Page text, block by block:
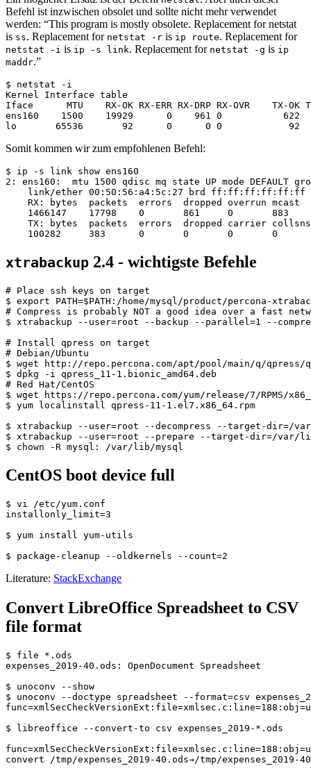
Befehl ist inzwischen obsolet und sollte nicht mehr verwendet
werden: “This program is mostly obsolete. Replacement for netstat
is ss. Replacement for netstat -r is ip route. Replacement for
netstat -i is ip -s link. Replacement for netstat -g is ip
maddr.”
$ netstat -i
Kernel Interface table
Iface      MTU    RX-OK RX-ERR RX-DRP RX-OVR    TX-OK
ens160    1500    19929      0    961 0           622
Somit kommen wir zum empfohlenen Befehl:
$ ip -s link show ens160
2: ens160:  mtu 1500 qdisc mq state UP mode DEFAULT
    link/ether 00:50:56:a4:5c:27 brd ff:ff:ff:ff:ff:ff
    RX: bytes  packets  errors  dropped overrun mcast
    1466147    17798    0       861     0       883
    TX: bytes  packets  errors  dropped carrier collsns
xtrabackup 2.4 - wichtigste Befehle
# Place ssh keys on target
$ export PATH=$PATH:/home/mysql/product/percona-
# Compress is probably NOT a good idea over a fast
$ xtrabackup --user=root --backup --parallel=1 --
# Install qpress on target
# Debian/Ubuntu
$ wget http://repo.percona.com/apt/pool/main/q/qpress/
$ dpkg -i qpress_11-1.bionic_amd64.deb
# Red Hat/CentOS
$ wget https://repo.percona.com/yum/release/7/RPMS/
$ yum localinstall qpress-11-1.el7.x86_64.rpm
$ xtrabackup --user=root --decompress --target-dir=/
$ xtrabackup --user=root --prepare --target-dir=/var/
CentOS boot device full
$ vi /etc/yum.conf
installonly_limit=3
$ yum install yum-utils
Literature: StackExchange
Convert LibreOffice Spreadsheet to CSV
file format
$ file *.ods
expenses_2019-40.ods: OpenDocument Spreadsheet
$ unoconv --show
$ unoconv --doctype spreadsheet --format=csv
$ libreoffice --convert-to csv expenses_2019-*.ods
convert /tmp/expenses_2019-40.ods→/tmp/